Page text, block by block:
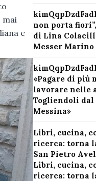
mai
e
non porta
di Lina
Messer Marino
«Pagare di
lavorare nelle
Togliendoli
Messina»
Libri, cucina,
ricerca: torna
San Pietro
Libri, cucina,
ricerca: torna